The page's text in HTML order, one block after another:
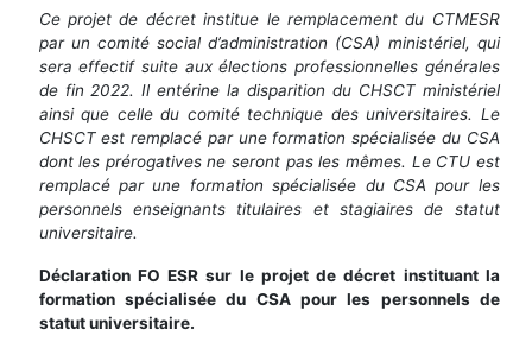
Ce projet de décret institue le remplacement du CTMESR
par un comité social d’administration (CSA) ministériel, qui
sera effectif suite aux élections professionnelles générales
de fin 2022. Il entérine la disparition du CHSCT ministériel
ainsi que celle du comité technique des universitaires. Le
CHSCT est remplacé par une formation spécialisée du CSA
dont les prérogatives ne seront pas les mêmes. Le CTU est
remplacé par une formation spécialisée du CSA pour les
personnels enseignants titulaires et stagiaires de statut
universitaire.
Déclaration FO ESR sur le projet de décret instituant la
formation spécialisée du CSA pour les personnels de
statut universitaire.